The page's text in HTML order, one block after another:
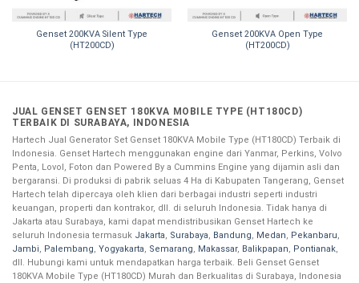
Genset 200KVA Silent Type
(HT200CD)
Genset 200KVA Open Type
(HT200CD)
JUAL GENSET GENSET 180KVA MOBILE TYPE (HT180CD)
TERBAIK DI SURABAYA, INDONESIA
Hartech Jual Generator Set Genset 180KVA Mobile Type (HT180CD) Terbaik di
Indonesia. Genset Hartech menggunakan engine dari Yanmar, Perkins, Volvo
Penta, Lovol, Foton dan Powered By a Cummins Engine yang dijamin asli dan
bergaransi. Di produksi di pabrik seluas 4 Ha di Kabupaten Tangerang, Genset
Hartech telah dipercaya oleh klien dari berbagai industri seperti industri
keuangan, properti dan kontrakor, dll. di seluruh Indonesia. Tidak hanya di
Jakarta atau Surabaya, kami dapat mendistribusikan Genset Hartech ke
seluruh Indonesia termasuk Jakarta, Surabaya, Bandung, Medan, Pekanbaru,
Jambi, Palembang, Yogyakarta, Semarang, Makassar, Balikpapan, Pontianak,
dll. Hubungi kami untuk mendapatkan harga terbaik. Beli Genset Genset
180KVA Mobile Type (HT180CD) Murah dan Berkualitas di Surabaya, Indonesia